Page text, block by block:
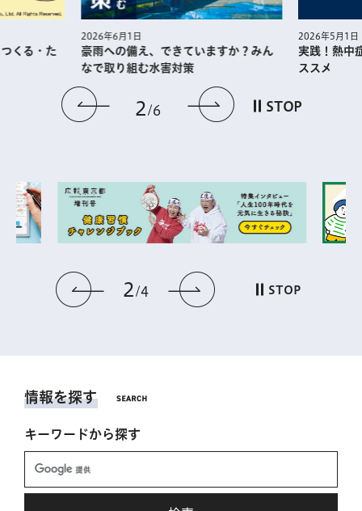
前のスライドを表示
2 6 次のスライドを
STOP
くる・た
2026年6月1日
豪雨への備え、できていますか？みん
なで取り組む水害対策
2026年5月1日
実践！熱中
ススメ
前のスライドを表示
2 4 次のスライドを表
STOP
情報を探す
キーワードから探す